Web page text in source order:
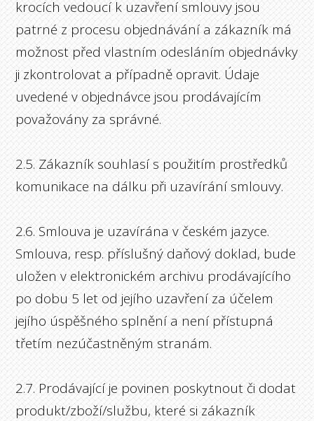
krocích vedoucí k uzavření smlouvy jsou
patrné z procesu objednávání a zákazník má
možnost před vlastním odesláním objednávky
ji zkontrolovat a případně opravit. Údaje
uvedené v objednávce jsou prodávajícím
považovány za správné.
2.5. Zákazník souhlasí s použitím prostředků
komunikace na dálku při uzavírání smlouvy.
2.6. Smlouva je uzavírána v českém jazyce.
Smlouva, resp. příslušný daňový doklad, bude
uložen v elektronickém archivu prodávajícího
po dobu 5 let od jejího uzavření za účelem
jejího úspěšného splnění a není přístupná
třetím nezúčastněným stranám.
2.7. Prodávající je povinen poskytnout či dodat
produkt/zboží/službu, které si zákazník